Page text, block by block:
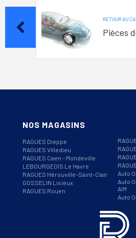
RETOUR AU
Pièces
NOS MAGASINS
RAGUES Dieppe
RAGUES Villedieu
RAGUES Caen – Mondeville
LEBOURGEOIS Le Havre
RAGUES Hérouville-Saint-Clair
GOSSELIN Lisieux
RAGUES Rouen
Auto
Auto
AIM
Auto